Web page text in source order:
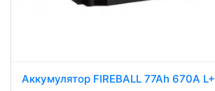
Аккумулятор FIREBALL 77Ah 670A L+